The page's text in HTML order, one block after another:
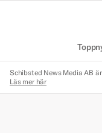
Schibsted News Media AB
Läs mer här